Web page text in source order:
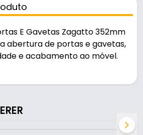
E Gavetas Zagatto 352mm
abertura de portas e gavetas,
e acabamento ao móvel.
/ alumínio com acabamento
e durável no uso diário.
parafuso.